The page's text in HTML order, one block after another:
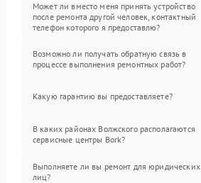
Может ли вместо меня принять устройство
после ремонта другой человек, контактный
телефон которого я предоставлю?
Возможно ли получать обратную связь в
процессе выполнения ремонтных работ?
Какую гарантию вы предоставляете?
В каких районах Волжского располагаются
сервисные центры Bork?
Выполняете ли вы ремонт для юридических
лиц?